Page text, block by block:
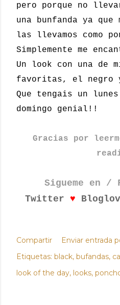
pero porque no
una bunfanda ya que
las llevamos como
Simplemente me
Un look con una de
favoritas, el negro
Que tengais un
domingo genial!!
Gracias por
Sigueme en /
Twitter
♥
Compartir
Enviar entrada
Etiquetas: black bufandas
look of the day looks